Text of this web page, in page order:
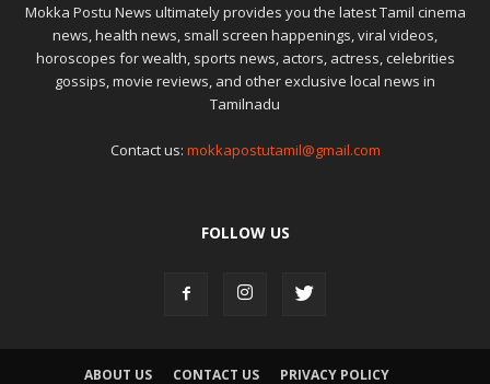
Mokka Postu News ultimately provides you the latest Tamil cinema
news, health news, small screen happenings, viral videos,
horoscopes for wealth, sports news, actors, actress, celebrities
gossips, movie reviews, and other exclusive local news in
Tamilnadu
Contact us: mokkapostutamil@gmail.com
FOLLOW US
ABOUT US CONTACT US PRIVACY POLICY